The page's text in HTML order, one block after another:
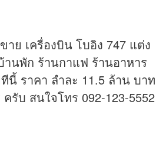
ย เครื่องบิน โบอิง 747 แต่ง
านพัก ร้านกาแฟ ร้านอาหาร
นี้ ราคา ลำละ 11.5 ล้าน บาท
รับ สนใจโทร 092-123-5552